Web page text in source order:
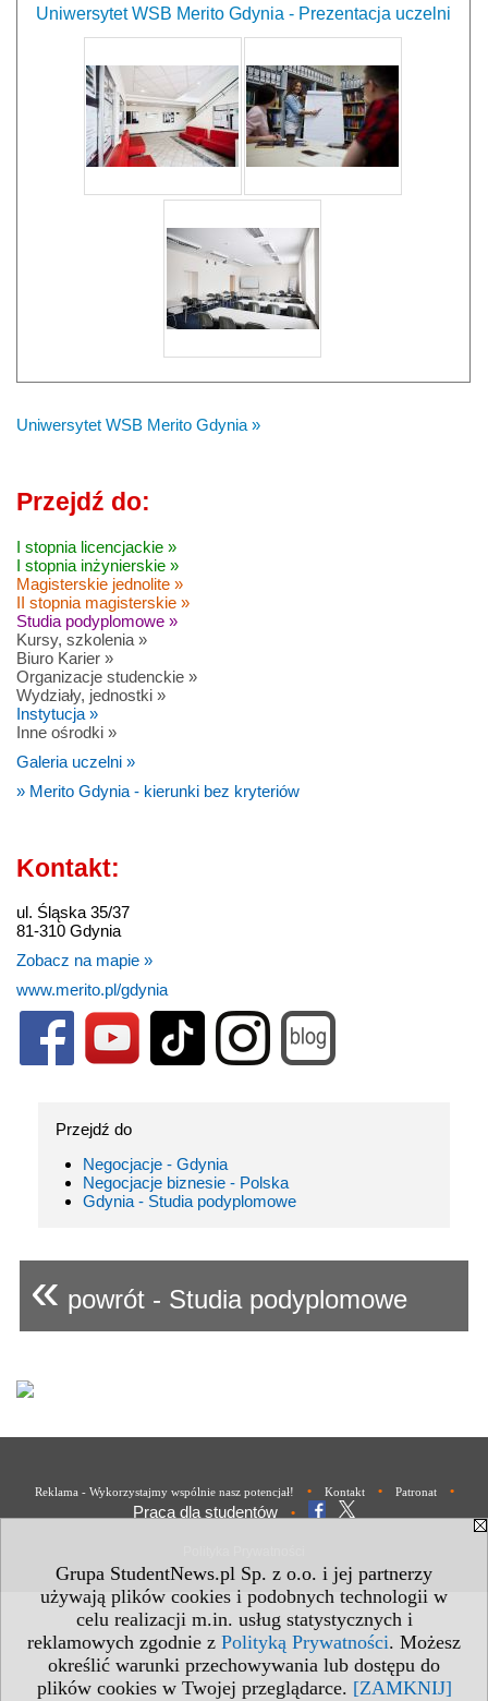
Grupa StudentNews.pl Sp. z o.o. i jej partnerzy
używają plików cookies i podobnych technologii w
celu realizacji m.in. usług statystycznych i
reklamowych zgodnie z Polityką Prywatności. Możesz
określić warunki przechowywania lub dostępu do
plików cookies w Twojej przeglądarce. [ZAMKNIJ]
Uniwersytet WSB Merito Gdynia - Prezentacja uczelni
Uniwersytet WSB Merito Gdynia »
Przejdź do:
I stopnia licencjackie »
I stopnia inżynierskie »
Magisterskie jednolite »
II stopnia magisterskie »
Studia podyplomowe »
Kursy, szkolenia »
Biuro Karier »
Organizacje studenckie »
Wydziały, jednostki »
Instytucja »
Inne ośrodki »
Galeria uczelni »
» Merito Gdynia - kierunki bez kryteriów
Kontakt:
ul. Śląska 35/37
81-310 Gdynia
Zobacz na mapie »
www.merito.pl/gdynia
Przejdź do
Negocjacje - Gdynia
Negocjacje biznesie - Polska
Gdynia - Studia podyplomowe
« powrót - Studia podyplomowe
Reklama - Wykorzystajmy wspólnie nasz potencjał! • Kontakt • Patronat •
Praca dla studentów •